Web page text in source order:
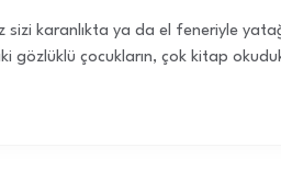
sizi karanlıkta ya da el feneriyle
gözlüklü çocukların, çok kitap